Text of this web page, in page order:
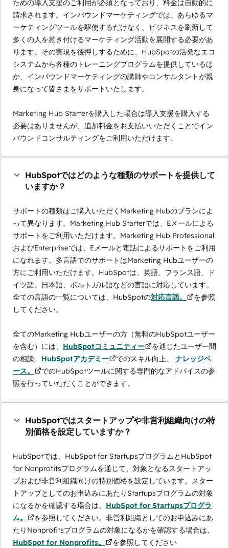
ための導入支援のご利用が必須となっており、料金は自動的に
請求されます。インバウンドマーケティングでは、あらゆるマ
ーケティングツールを駆使するだけなく、ビジネスを刷新して
多くの人を惹き付けるマーケティング活動を展開する必要があ
ります。その実現を後押しするために、HubSpotの活発なエコ
システムから各種のトレーニングプログラムを提供しているほ
か、インバウンドマーケティングの講師やコンサルタントが親
身になって皆さまをサポートいたします。
Marketing Hub Starterを購入した場合は導入支援を購入する
必要はありませんが、追加料金をお支払いいただくことでイン
バウンドコンサルティングをご利用いただけます。
HubSpotではどのような種類のサポートを提供して
いますか？
サポートの種類はご購入いただくMarketing Hubのプランによ
って異なります。Marketing Hub Starterでは、Eメールによる
サポートをご利用いただけます。Marketing Hub Professional
およびEnterpriseでは、Eメールと電話によるサポートをご利用
になれます。多言語でのサポートはMarketing Hubユーザーの
方にご利用いただけます。HubSpotは、英語、フランス語、ド
イツ語、日本語、ポルトガル語などの言語に対応しています。
全ての言語の一覧については、HubSpotの対応言語。
を参照
してください。
全てのMarketing Hubユーザーの方（無料のHubSpotユーザー
を含む）には、 HubSpotコミュニティー
を通じたユーザー間
の相談、 HubSpotアカデミー でのスキル向上、 ナレッジベ
ース。
でのHubSpotツールに関する専門的なアドバイスの参
照を行っていただくことができます。
HubSpotではスタートアップや非営利組織向けの特
別価格を設定していますか？
HubSpotでは、HubSpot for StartupsプログラムとHubSpot
for Nonprofitsプログラムを通じて、対象となるスタートアッ
プおよび非営利組織向けの特別価格を設定しています。スター
トアップとしてのお申込みにあたりStartupsプログラムの対象
になるかを確認する場合は、 HubSpot for Startupsプログラ
ム。
を参照してください。非営利組織としてのお申込みにあ
たりNonprofitsプログラムの対象になるかを確認する場合は、
HubSpot for Nonprofits。
を参照してください